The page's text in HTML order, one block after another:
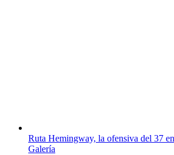
Ruta Hemingway, la ofensiva del 37
Galería